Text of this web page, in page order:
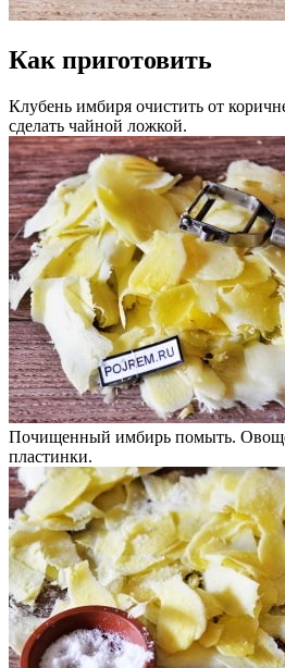
Как приготовить
Клубень имбиря очистить от
сделать чайной ложкой.
Почищенный имбирь помыть.
пластинки.